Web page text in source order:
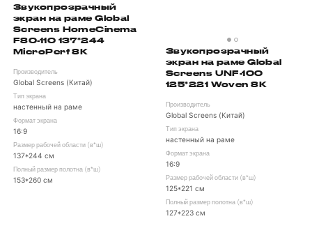
Звукопрозрачный
экран на раме Global
Screens HomeCinema
F80-110 137*244
MicroPerf 8K
Производитель
Global Screens (Китай)
Тип экрана
настенный на раме
Формат экрана
16:9
Размер рабочей области (в*ш)
137*244 см
Полный размер полотна (в*ш)
153*260 см
Звукопрозрачный
экран на раме Global
Screens UNF-100
125*221 Woven 8K
Производитель
Global Screens (Китай)
Тип экрана
настенный на раме
Формат экрана
16:9
Размер рабочей области (в*ш)
125*221 см
Полный размер полотна (в*ш)
127*223 см